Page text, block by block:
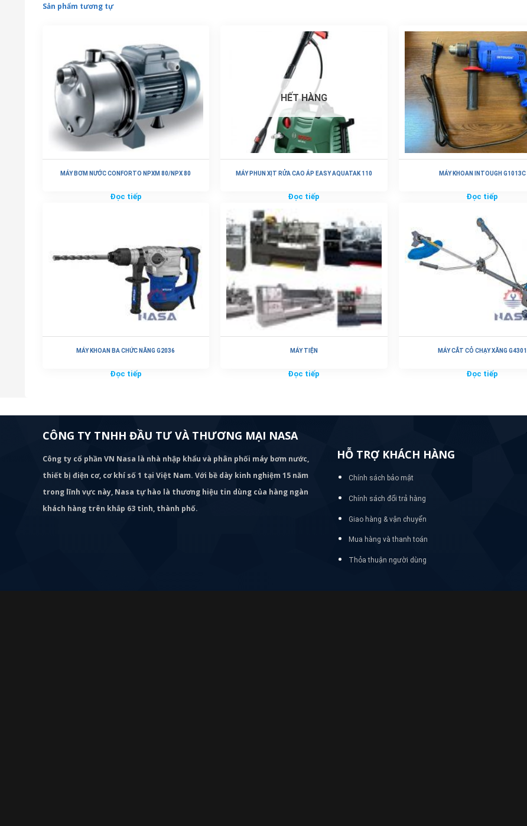
Sản phẩm tương tự
MÁY BƠM NƯỚC CONFORTO NPXM 80/NPX 80
Đọc tiếp
HẾT HÀNG
MÁY PHUN XỊT RỬA CAO ÁP EASY AQUATAK 110
Đọc tiếp
MÁY KHOAN INTOUGH G1013C
Đọc tiếp
MÁY KHOAN BA CHỨC NĂNG G2036
Đọc tiếp
MÁY TIỆN
Đọc tiếp
MÁY CẮT CỎ CHẠY XĂNG G4301
Đọc tiếp
CÔNG TY TNHH ĐẦU TƯ VÀ THƯƠNG MẠI NASA
Công ty cổ phần VN Nasa là nhà nhập khẩu và phân phối máy bơm nước,
thiết bị điện cơ, cơ khí số 1 tại Việt Nam. Với bề dày kinh nghiệm 15 năm
trong lĩnh vực này, Nasa tự hào là thương hiệu tin dùng của hàng ngàn
khách hàng trên khắp 63 tỉnh, thành phố.
HỖ TRỢ KHÁCH HÀNG
Chính sách bảo mật
Chính sách đổi trả hàng
Giao hàng & vận chuyển
Mua hàng và thanh toán
Thỏa thuận người dùng